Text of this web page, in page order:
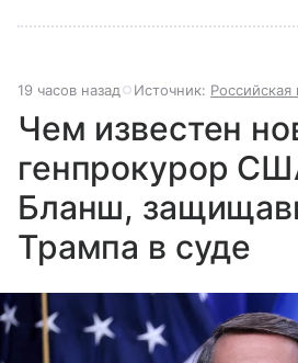
19 часов назад Источник: Российская
Чем известен
генпрокурор
Бланш,
Трампа в суде